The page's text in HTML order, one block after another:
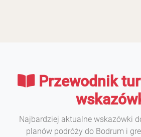
Przewodnik
Najbardziej aktualne wskazówki
planów podróży do Bodrum i